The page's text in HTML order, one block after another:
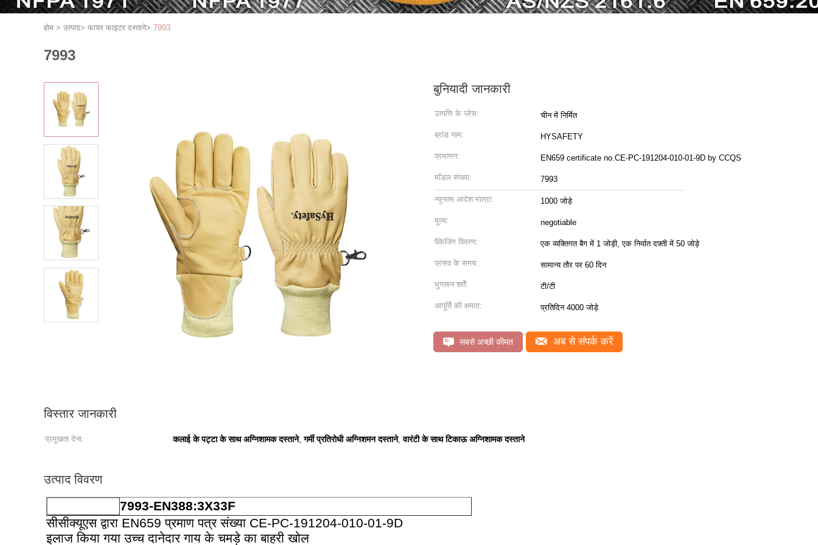
होम > उत्पाद> फायर फाइटर दस्ताने> 7993
7993
बुनियादी जानकारी
उत्पत्ति के प्लेस: चीन में निर्मित
ब्रांड नाम: HYSAFETY
प्रमाणन: EN659 certificate no.CE-PC-191204-010-01-9D by CCQS
मॉडल संख्या: 7993
न्यूनतम आदेश मात्रा: 1000 जोड़े
मूल्य: negotiable
पैकेजिंग विवरण: एक व्यक्तिगत बैग में 1 जोड़ी, एक निर्यात दफ़्ती में 50 जोड़े
प्रसव के समय: सामान्य तौर पर 60 दिन
भुगतान शर्तें: टी/टी
आपूर्ति की क्षमता: प्रतिदिन 4000 जोड़े
सबसे अच्छी कीमत अब से संपर्क करें
विस्तार जानकारी
प्रमुखता देना: कलाई के पट्टा के साथ अग्निशामक दस्ताने,गर्मी प्रतिरोधी अग्निशमन दस्ताने,वारंटी के साथ टिकाऊ अग्निशामक दस्ताने
उत्पाद विवरण
7993-EN388:3X33F
सीसीक्यूएस द्वारा EN659 प्रमाण पत्र संख्या CE-PC-191204-010-01-9D
इलाज किया गया उच्च दानेदार गाय के चमड़े का बाहरी खोल